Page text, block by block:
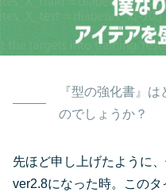
『型の強化書』
のでしょうか？
先ほど申し上げたように
ver2.8になった時。この